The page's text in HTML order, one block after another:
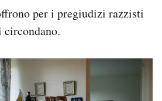
per i pregiudizi razzisti
circondano.